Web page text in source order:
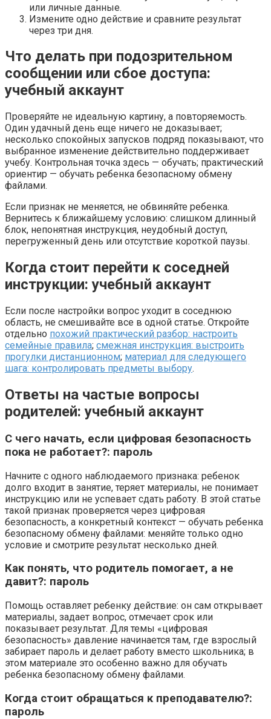
или личные данные.
Измените одно действие и сравните результат
через три дня.
Что делать при подозрительном
сообщении или сбое доступа:
учебный аккаунт
Проверяйте не идеальную картину, а повторяемость.
Один удачный день еще ничего не доказывает;
несколько спокойных запусков подряд показывают, что
выбранное изменение действительно поддерживает
учебу. Контрольная точка здесь — обучать; практический
ориентир — обучать ребенка безопасному обмену
файлами.
Если признак не меняется, не обвиняйте ребенка.
Вернитесь к ближайшему условию: слишком длинный
блок, непонятная инструкция, неудобный доступ,
перегруженный день или отсутствие короткой паузы.
Когда стоит перейти к соседней
инструкции: учебный аккаунт
Если после настройки вопрос уходит в соседнюю
область, не смешивайте все в одной статье. Откройте
отдельно похожий практический разбор: настроить
семейные правила; смежная инструкция: выстроить
прогулки дистанционном; материал для следующего
шага: контролировать предметы выбору.
Ответы на частые вопросы
родителей: учебный аккаунт
С чего начать, если цифровая безопасность
пока не работает?: пароль
Начните с одного наблюдаемого признака: ребенок
долго входит в занятие, теряет материалы, не понимает
инструкцию или не успевает сдать работу. В этой статье
такой признак проверяется через цифровая
безопасность, а конкретный контекст — обучать ребенка
безопасному обмену файлами: меняйте только одно
условие и смотрите результат несколько дней.
Как понять, что родитель помогает, а не
давит?: пароль
Помощь оставляет ребенку действие: он сам открывает
материалы, задает вопрос, отмечает срок или
показывает результат. Для темы «цифровая
безопасность» давление начинается там, где взрослый
забирает пароль и делает работу вместо школьника; в
этом материале это особенно важно для обучать
ребенка безопасному обмену файлами.
Когда стоит обращаться к преподавателю?:
пароль